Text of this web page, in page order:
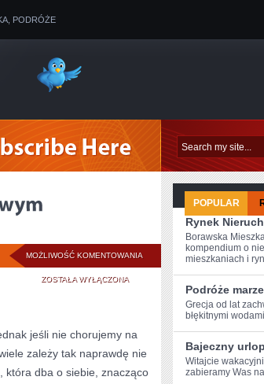
PODRÓŻE
MOŻLIWOŚĆ KOMENTOWANIA
ROBIĆ,
NARESZCIE
ZDROWYM
ZOSTAŁA WYŁĄCZONA
jeśli nie chorujemy na
zależy tak naprawdę nie
która dba o siebie, znacząco
POPULAR
Rynek
Borawska
kompendium o
mieszkaniach i
Podróże
Grecja od ⁣lat
błękitnymi
Bajeczny
Witajcie
zabieramy Was